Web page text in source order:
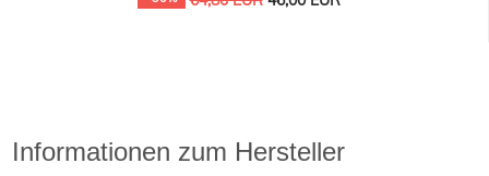
Informationen zum Hersteller